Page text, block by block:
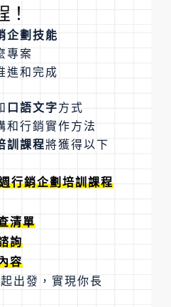
！
企劃技能
專案
進和完成
口語文字方式
和行銷實作方法
訓課程將獲得以下
行銷企劃培訓課程
清單
詢
容
出發，實現你長